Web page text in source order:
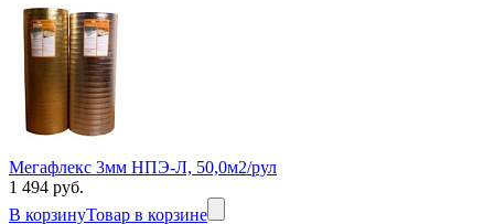
Мегафлекс 3мм НПЭ-Л, 50,0м2/рул
1 494 руб.
В корзинуТовар в корзине